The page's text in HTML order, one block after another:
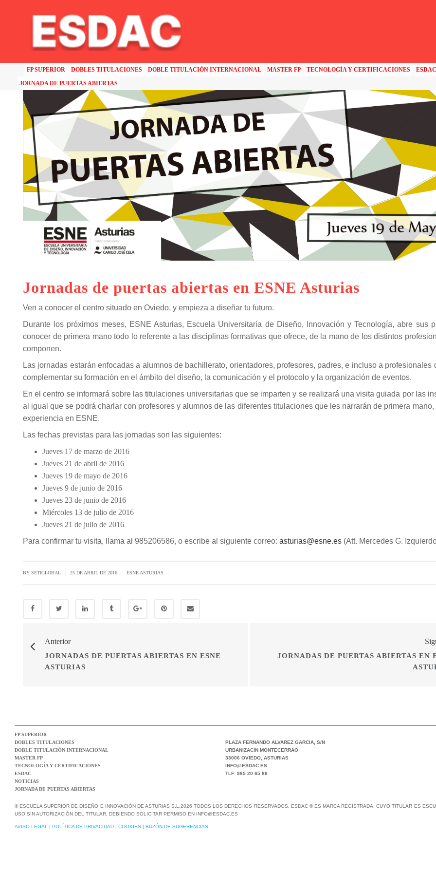
FP SUPERIOR DOBLES TITULACIONES DOBLE TITULACIÓN INTERNACIONAL MASTER FP TECNOLOGÍA Y CERTIFICACIONES ESDAC
JORNADA DE PUERTAS ABIERTAS
Jornadas de puertas abiertas en ESNE Asturias
Ven a conocer el centro situado en Oviedo, y empieza a diseñar tu futuro.
Durante los próximos meses, ESNE Asturias, Escuela Universitaria de Diseño, Innovación y Tecnología, abre sus
conocer de primera mano todo lo referente a las disciplinas formativas que ofrece, de la mano de los distintos
componen.
Las jornadas estarán enfocadas a alumnos de bachillerato, orientadores, profesores, padres, e incluso a profesionales
complementar su formación en el ámbito del diseño, la comunicación y el protocolo y la organización de eventos.
En el centro se informará sobre las titulaciones universitarias que se imparten y se realizará una visita guiada por las
al igual que se podrá charlar con profesores y alumnos de las diferentes titulaciones que les narrarán de primera mano,
experiencia en ESNE.
Las fechas previstas para las jornadas son las siguientes:
Jueves 17 de marzo de 2016
Jueves 21 de abril de 2016
Jueves 19 de mayo de 2016
Jueves 9 de junio de 2016
Jueves 23 de junio de 2016
Miércoles 13 de julio de 2016
Jueves 21 de julio de 2016
Para confirmar tu visita, llama al 985206586, o escribe al siguiente correo: asturias@esne.es (Att. Mercedes G.
BY SETIGLOBAL 25 DE ABRIL DE 2016 ESNE ASTURIAS
Anterior
JORNADAS DE PUERTAS ABIERTAS EN ESNE
ASTURIAS
JORNADAS DE PUERTAS ABIERTAS EN
FP SUPERIOR
DOBLES TITULACIONES
DOBLE TITULACIÓN INTERNACIONAL
MASTER FP
TECNOLOGÍA Y CERTIFICACIONES
ESDAC
NOTICIAS
JORNADA DE PUERTAS ABIERTAS
PLAZA FERNANDO ALVAREZ GARCIA, S/N
URBANIZACIN MONTECERRAO
33006 OVIEDO, ASTURIAS
INFO@ESDAC.ES
TLF: 985 20 65 86
© ESCUELA SUPERIOR DE DISEÑO E INNOVACIÓN DE ASTURIAS S.L.2026 TODOS LOS DERECHOS RESERVADOS. ESDAC ® ES MARCA REGISTRADA, CUYO TITULAR ES
USO SIN AUTORIZACIÓN DEL TITULAR, DEBIENDO SOLICITAR PERMISO EN INFO@ESDAC.ES
AVISO LEGAL | POLÍTICA DE PRIVACIDAD | COOKIES | BUZÓN DE SUGERENCIAS